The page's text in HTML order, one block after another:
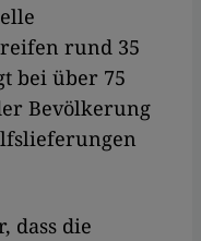
rund 35
bei über 75
Bevölkerung
dass die